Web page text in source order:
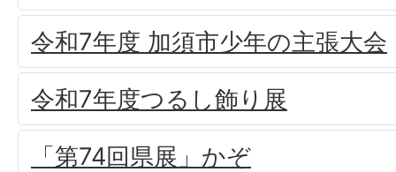
令和7年度 加須市少年の主張大会
令和7年度つるし飾り展
「第74回県展」かぞ